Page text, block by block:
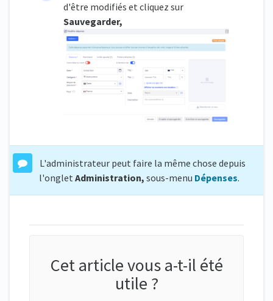
d'être modifiés et cliquez sur
Sauvegarder,
L'administrateur peut faire la même chose depuis
l'onglet Administration, sous-menu Dépenses.
Cet article vous a-t-il été
utile ?